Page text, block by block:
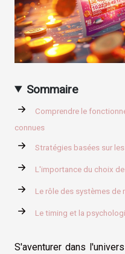
Sommaire
Comprendre le
connues
Stratégies basées sur
L'importance du choix
Le rôle des systèmes
Le timing et la
S'aventurer dans